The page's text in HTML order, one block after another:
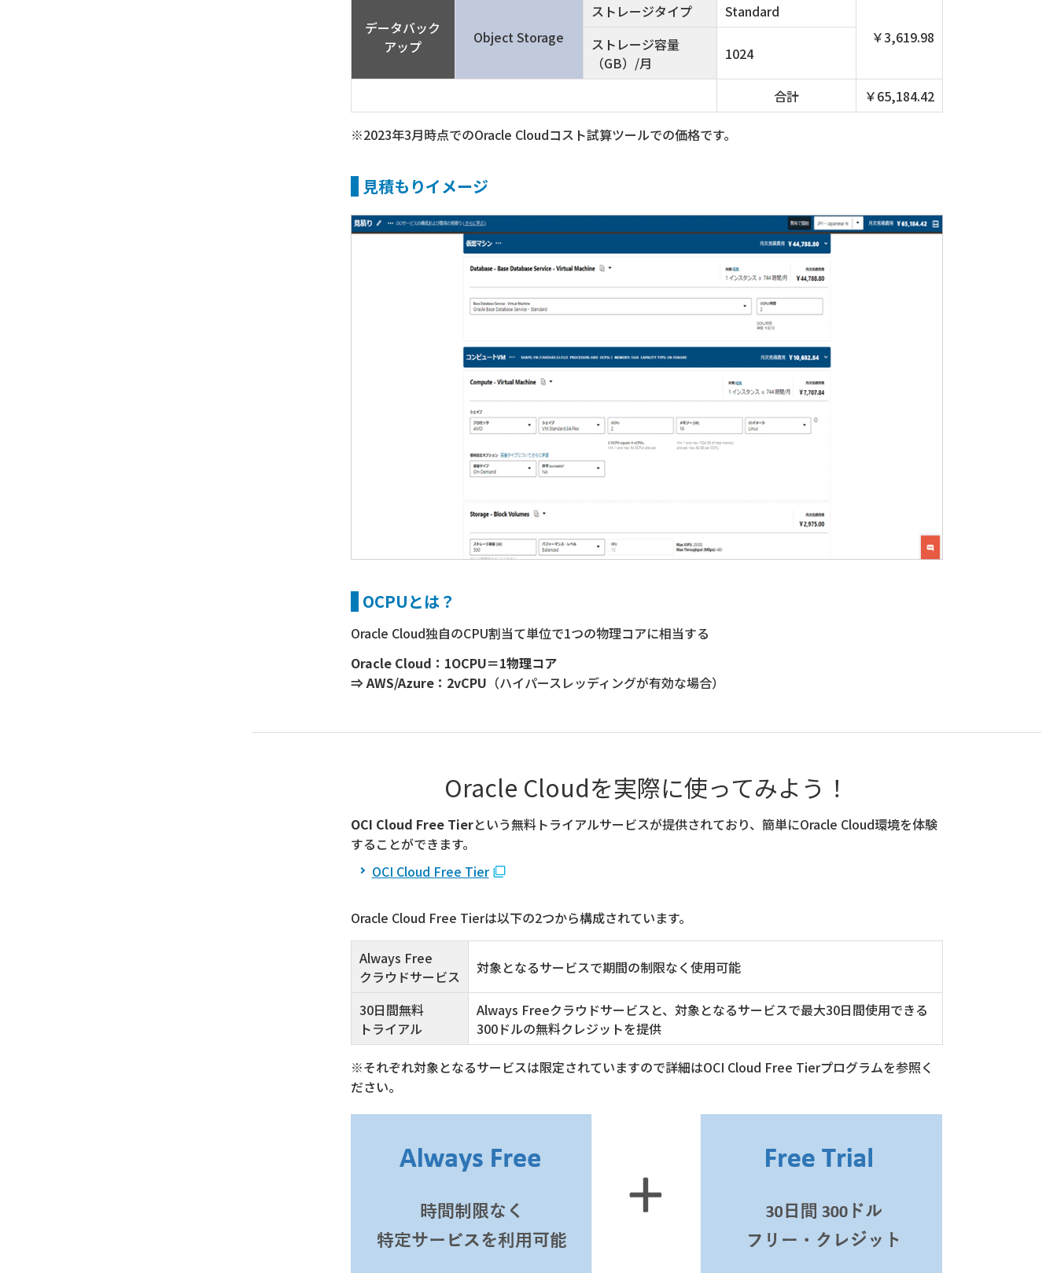
データバック
アップ
Object Storage
ストレージタイプ
Standard
￥3,619.98
ストレージ容量
（GB）/月
1024
合計 ￥65,184.42
※2023年3月時点でのOracle Cloudコスト試算ツールでの価格です。
見積もりイメージ
OCPUとは？
Oracle Cloud独自のCPU割当て単位で1つの物理コアに相当する
Oracle Cloud：1OCPU＝1物理コア
⇒ AWS/Azure：2vCPU （ハイパースレッディングが有効な場合）
Oracle Cloudを実際に使ってみよう！
OCI Cloud Free Tierという無料トライアルサービスが提供されており、簡単にOracle Cloud環境を体験
することができます。
OCI Cloud Free Tier
Oracle Cloud Free Tierは以下の2つから構成されています。
Always Free
クラウドサービス
対象となるサービスで期間の制限なく使用可能
30日間無料
トライアル
Always Freeクラウドサービスと、対象となるサービスで最大30日間使用できる
300ドルの無料クレジットを提供
※それぞれ対象となるサービスは限定されていますので詳細はOCI Cloud Free Tierプログラムを参照く
ださい。